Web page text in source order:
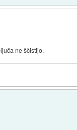
ne ščistijo.